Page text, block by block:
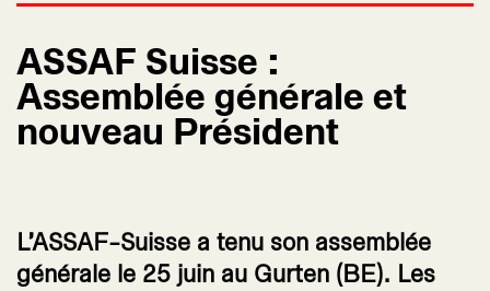
ASSAF Suisse :
Assemblée générale et
nouveau Président
L’ASSAF-Suisse a tenu son assemblée
générale le 25 juin au Gurten (BE). Les